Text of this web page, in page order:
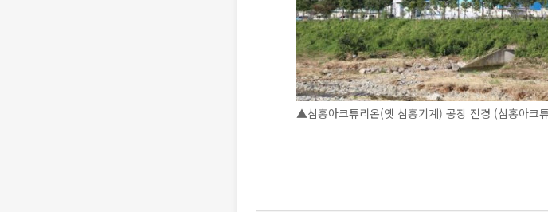
▲삼홍아크튜리온(옛 삼홍기계) 공장 전경 (삼홍아크